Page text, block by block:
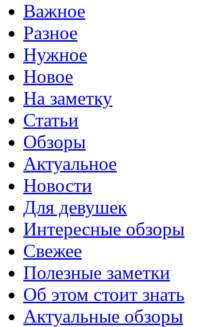
Важное
Разное
Нужное
Новое
На заметку
Статьи
Обзоры
Актуальное
Новости
Для девушек
Интересные обзоры
Свежее
Полезные заметки
Об этом стоит знать
Актуальные обзоры